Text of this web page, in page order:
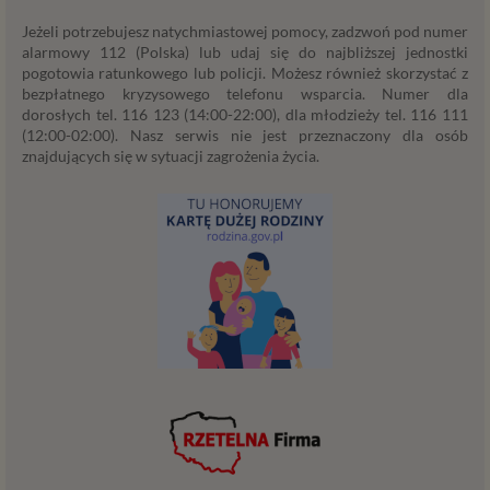
Jeżeli potrzebujesz natychmiastowej pomocy, zadzwoń pod numer
alarmowy 112 (Polska) lub udaj się do najbliższej jednostki
pogotowia ratunkowego lub policji. Możesz również skorzystać z
bezpłatnego kryzysowego telefonu wsparcia. Numer dla
dorosłych tel. 116 123 (14:00-22:00), dla młodzieży tel. 116 111
(12:00-02:00). Nasz serwis nie jest przeznaczony dla osób
znajdujących się w sytuacji zagrożenia życia.
istnienia podstawy do ich przetwarzania – czyli w
przypadku udzielenia zgody do momentu jej cofnięcia,
ograniczenia lub innych działań z Twojej strony
ograniczających tę zgodę, w przypadku niezbędności
danych do wykonania umowy – przez czas jej
wykonywania, a w przypadku, gdy podstawą
przetwarzania danych jest uzasadniony interes
administratora – do czasu istnienia tego uzasadnionego
Administratorami Twoich danych osobowych Psychology
Consulting Aneta Styńska właściciel serwisu
internetowego Psychorada.pl. Pełne dane administratora
możesz sprawdzić wchodząc na podstrone Kontakt.
Partnerach, czyli firmach i innych podmiotów, z którymi
współpracujemy głównie w zakresie administracyjnym,
technologicznym koniecznym do prowadzenia serwisu i